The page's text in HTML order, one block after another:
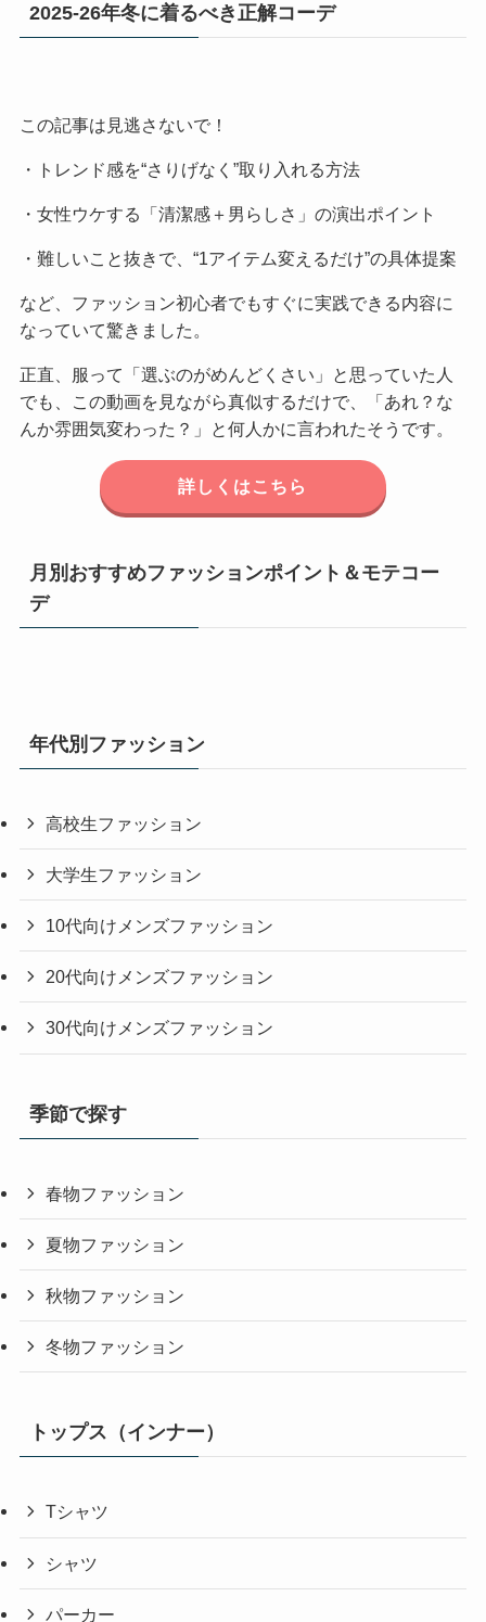
2025-26年冬に着るべき正解コーデ
この記事は見逃さないで！
・トレンド感を“さりげなく”取り入れる方法
・女性ウケする「清潔感＋男らしさ」の演出ポイント
・難しいこと抜きで、“1アイテム変えるだけ”の具体提案
など、ファッション初心者でもすぐに実践できる内容に
なっていて驚きました。
正直、服って「選ぶのがめんどくさい」と思っていた人
でも、この動画を見ながら真似するだけで、「あれ？な
んか雰囲気変わった？」と何人かに言われたそうです。
詳しくはこちら
月別おすすめファッションポイント＆モテコー
デ
年代別ファッション
高校生ファッション
大学生ファッション
10代向けメンズファッション
20代向けメンズファッション
30代向けメンズファッション
季節で探す
春物ファッション
夏物ファッション
秋物ファッション
冬物ファッション
トップス（インナー）
Tシャツ
シャツ
パーカー